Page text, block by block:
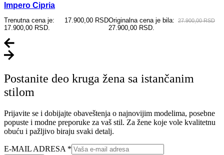
Impero Cipria
27.900,00RSD
Originalna cena je bila:
27.900,00 RSD.
17.900,00 RSD
Trenutna cena je:
17.900,00 RSD.
Postanite deo kruga žena sa istančanim
stilom
Prijavite se i dobijajte obaveštenja o najnovijim modelima, posebne
popuste i modne preporuke za vaš stil. Za žene koje vole kvalitetnu
obuću i pažljivo biraju svaki detalj.
E-MAIL ADRESA *